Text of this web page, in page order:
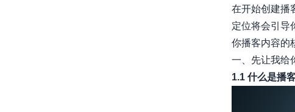
在开始创建播
定位将会引导
你播客内容的
一、先让我给
1.1 什么是播